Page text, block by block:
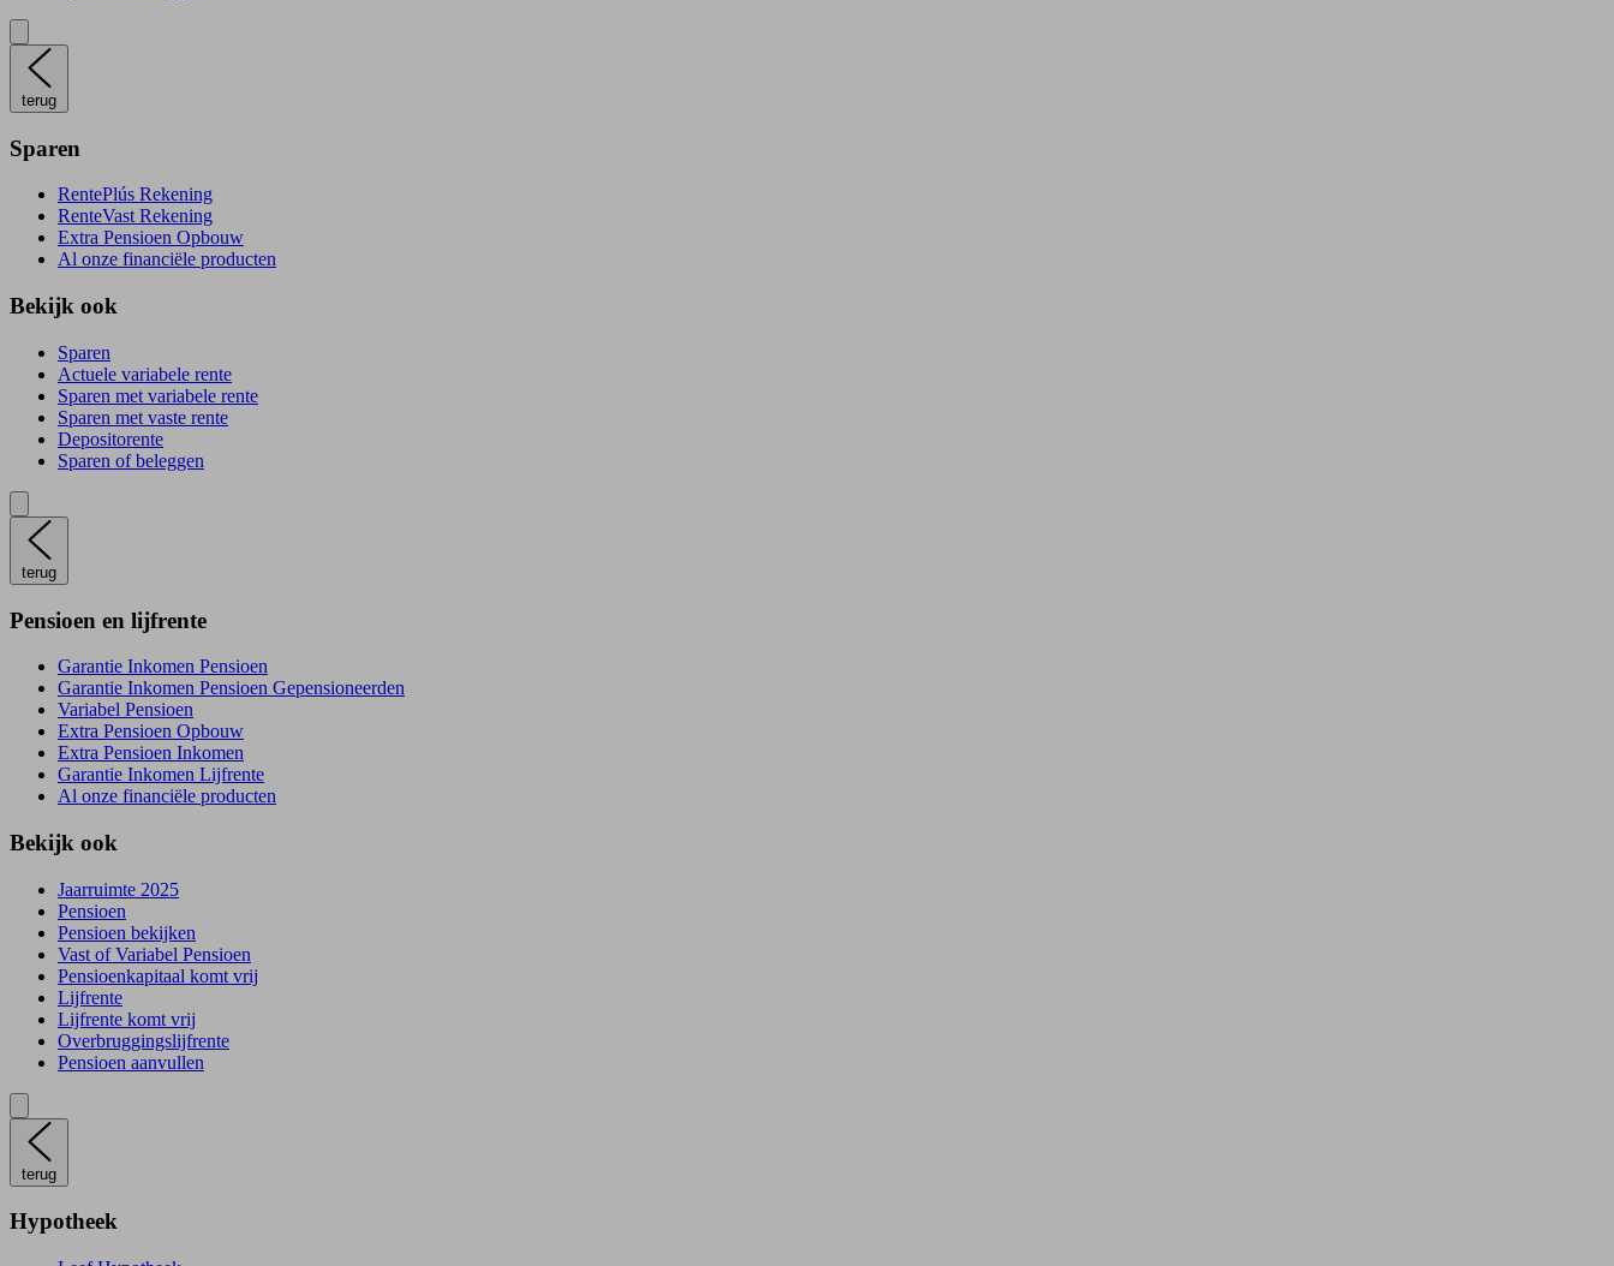
terug
Sparen
RentePlús Rekening
RenteVast Rekening
Extra Pensioen Opbouw
Al onze financiële producten
Bekijk ook
Sparen
Actuele variabele rente
Sparen met variabele rente
Sparen met vaste rente
Depositorente
Sparen of beleggen
terug
Pensioen en lijfrente
Garantie Inkomen Pensioen
Garantie Inkomen Pensioen Gepensioneerden
Variabel Pensioen
Extra Pensioen Opbouw
Extra Pensioen Inkomen
Garantie Inkomen Lijfrente
Al onze financiële producten
Bekijk ook
Jaarruimte 2025
Pensioen
Pensioen bekijken
Vast of Variabel Pensioen
Pensioenkapitaal komt vrij
Lijfrente
Lijfrente komt vrij
Overbruggingslijfrente
Pensioen aanvullen
terug
Hypotheek